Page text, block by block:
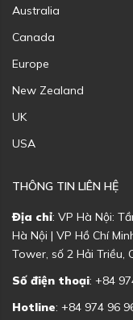
Australia
Canada
Europe
New Zealand
UK
USA
THÔNG TIN LIÊN HỆ
Địa chỉ: VP Hà Nội:
Hà Nội | VP Hồ Chí
Tower, số 2 Hải Triều,
Số điện thoại: +84
Hotline: +84 974 96